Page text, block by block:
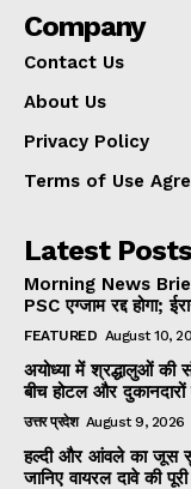
Company
Contact Us
About Us
Privacy Policy
Terms of Use
Latest Posts
Morning News Brief:
PSC एग्जाम रद्द होगा;
FEATURED August 10,
अयोध्या में श्रद्धालुओं की
बीच होटल और
उत्तर प्रदेश August 9, 2026
हल्दी और आंवले का जूस
जानिए वायरल दावे की